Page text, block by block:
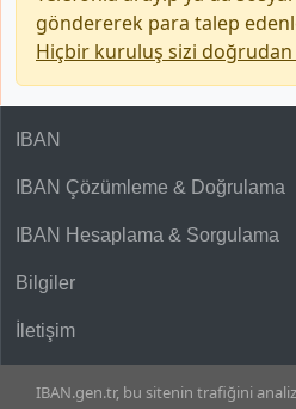
göndererek para talep
Hiçbir kuruluş sizi doğrudan
IBAN
IBAN Çözümleme & Doğrulama
IBAN Hesaplama & Sorgulama
Bilgiler
İletişim
IBAN.gen.tr, bu sitenin trafiğini